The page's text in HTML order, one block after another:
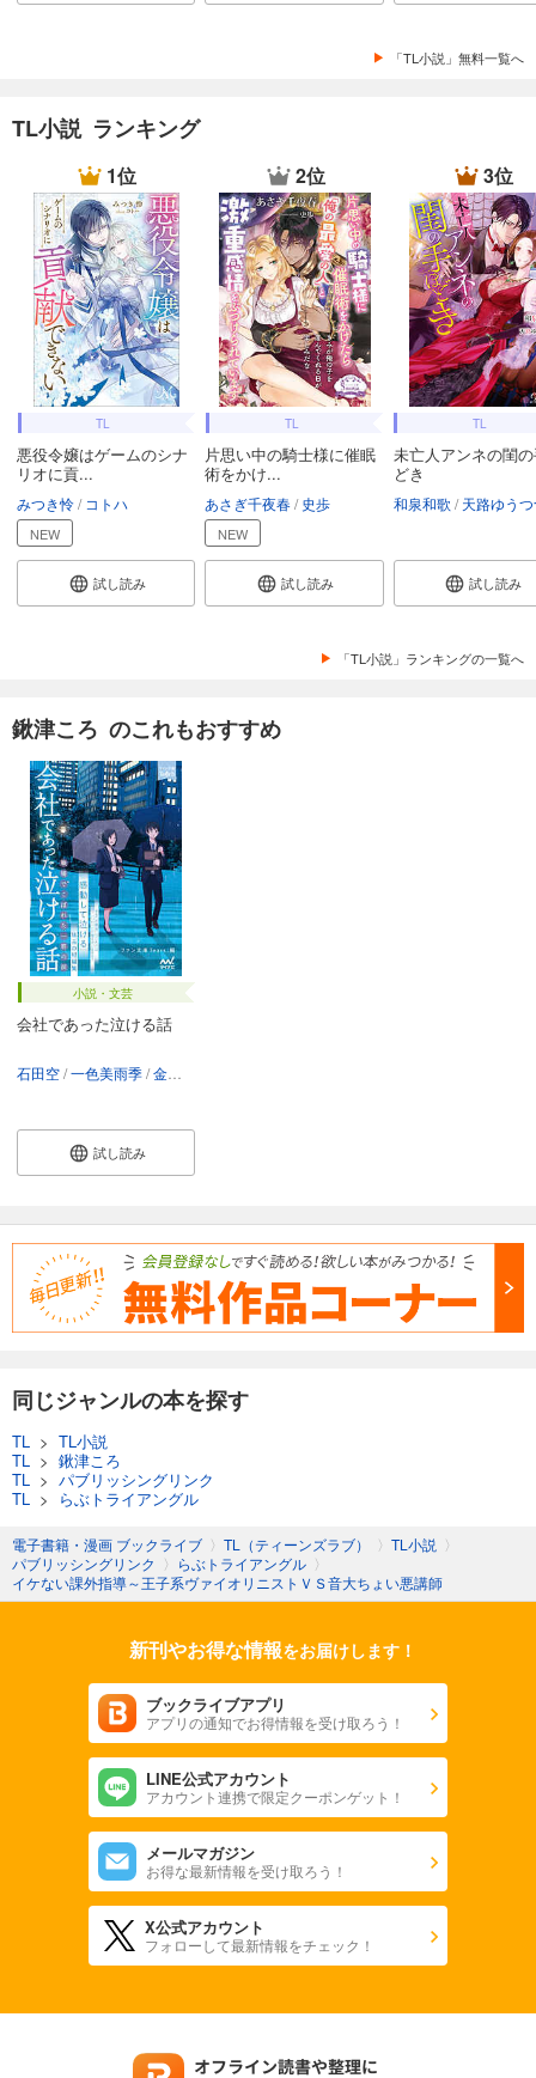
「TL小説」無料一覧へ
TL小説 ランキング
1位
TL
悪役令嬢はゲームのシナ
リオに貢...
みつき怜 コトハ
NEW
試し読み
2位
TL
片思い中の騎士様に催眠
術をかけ...
あさぎ千夜春 史歩
NEW
試し読み
3位
TL
未亡人アンネの閨
どき
和泉和歌 天路ゆう
試し読み
「TL小説」ランキングの一覧へ
鍬津ころ のこれもおすすめ
小説・文芸
会社であった泣ける話
石田空 一色美雨季 金沢有倖
試し読み
同じジャンルの本を探す
TL > TL小説
TL > 鍬津ころ
TL > パブリッシングリンク
TL > らぶトライアングル
電子書籍・漫画 ブックライブ 〉 TL（ティーンズラブ） 〉 TL小説 〉
パブリッシングリンク 〉 らぶトライアングル 〉
イケない課外指導～王子系ヴァイオリニストＶＳ音大ちょい悪講師
新刊やお得な情報をお届けします！
ブックライブアプリ
アプリの通知でお得情報を受け取ろう！
LINE公式アカウント
アカウント連携で限定クーポンゲット！
メールマガジン
お得な最新情報を受け取ろう！
X公式アカウント
フォローして最新情報をチェック！